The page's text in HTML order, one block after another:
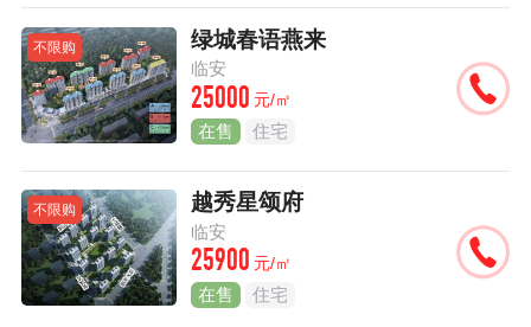
不限购 绿城春语燕来
临安
25000 元/㎡
在售 住宅
不限购 越秀星颂府
临安
25900 元/㎡
在售 住宅